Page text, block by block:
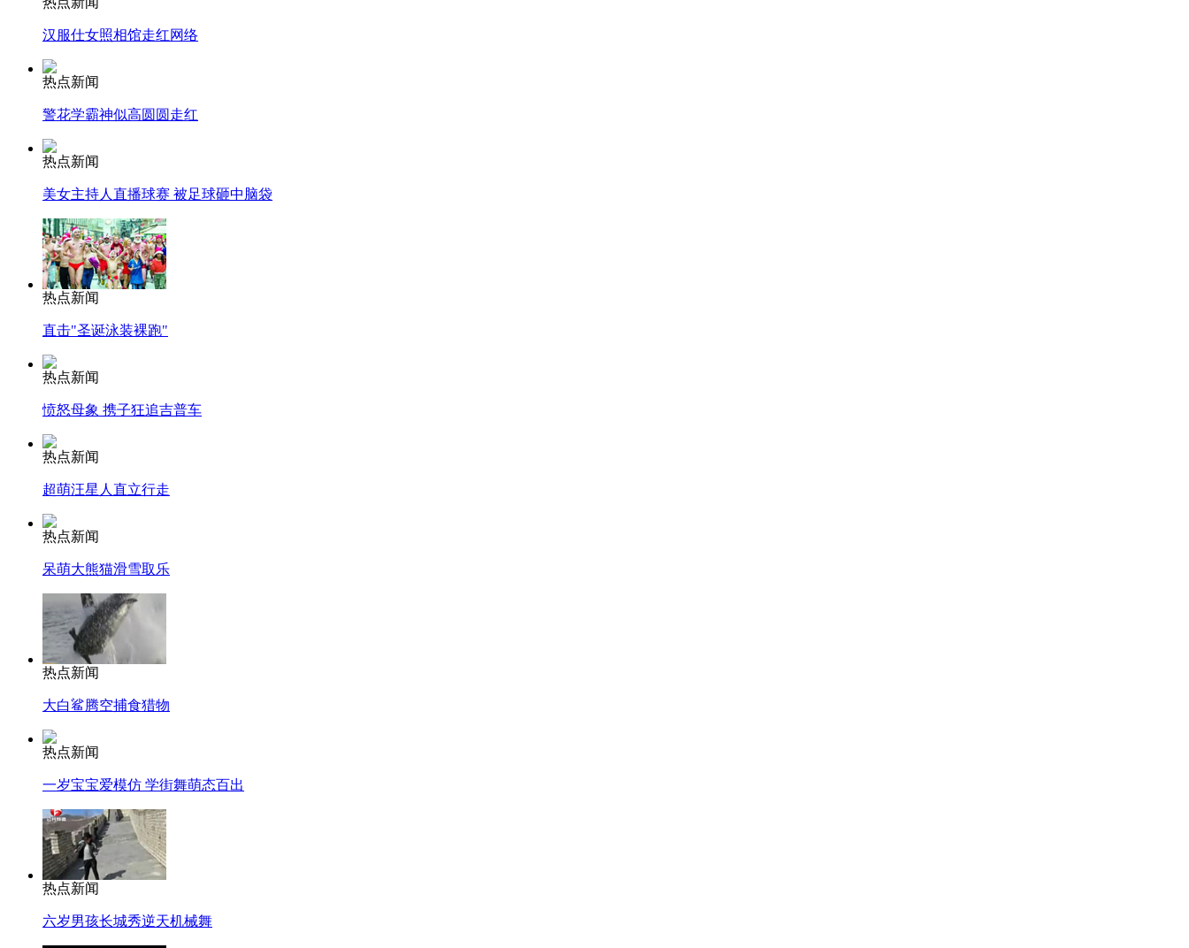
纽约上演“枕头大战”
司机酒驾遇交警 急速倒车逃窜
汉服仕女照相馆走红网络
热点新闻
警花学霸神似高圆圆走红
热点新闻
美女主持人直播球赛 被足球砸中脑袋
热点新闻
直击"圣诞泳装裸跑"
热点新闻
愤怒母象 携子狂追吉普车
热点新闻
超萌汪星人直立行走
热点新闻
呆萌大熊猫滑雪取乐
热点新闻
大白鲨腾空捕食猎物
热点新闻
一岁宝宝爱模仿 学街舞萌态百出
热点新闻
六岁男孩长城秀逆天机械舞